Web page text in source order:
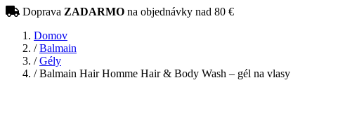
Doprava ZADARMO na objednávky nad 80 €
Domov
/ Balmain
/ Gély
/Balmain Hair Homme Hair & Body Wash – gél na vlasy